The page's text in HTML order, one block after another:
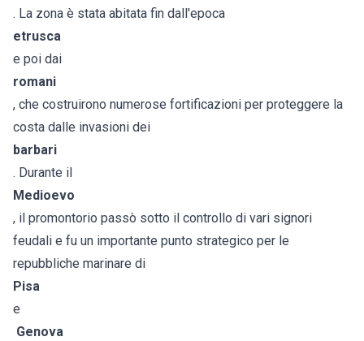
. La zona è stata abitata fin dall'epoca
etrusca
e poi dai
romani
, che costruirono numerose fortificazioni per proteggere la
costa dalle invasioni dei
barbari
. Durante il
Medioevo
, il promontorio passò sotto il controllo di vari signori
feudali e fu un importante punto strategico per le
repubbliche marinare di
Pisa
e
Genova